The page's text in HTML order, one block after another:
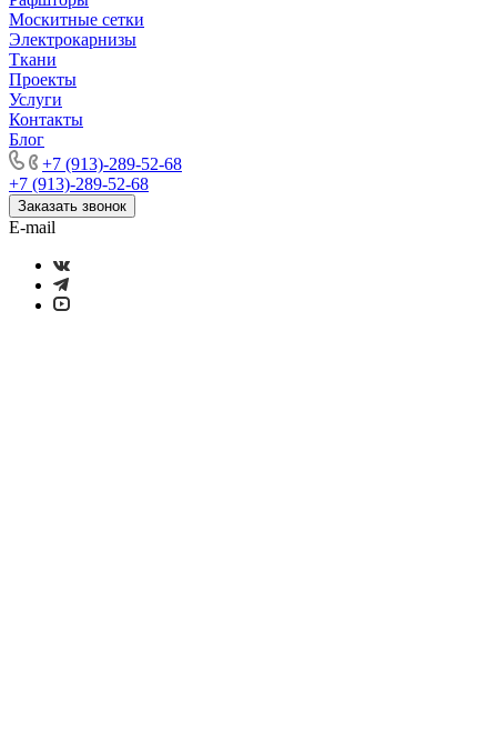
Москитные сетки
Электрокарнизы
Ткани
Проекты
Услуги
Контакты
Блог
+7 (913)-289-52-68
+7 (913)-289-52-68
Заказать звонок
E-mail